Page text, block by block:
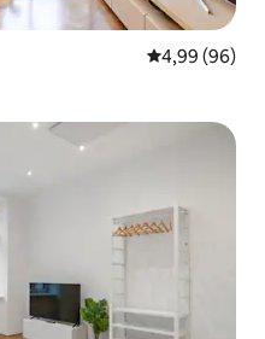
4,99 de uma
4,99 (96)